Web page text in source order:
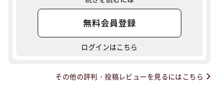
無料会員登録
ログインはこちら
その他の評判・投稿レビューを見るにはこちら